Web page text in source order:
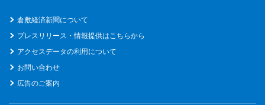
倉敷経済新聞について
プレスリリース・情報提供はこちらから
アクセスデータの利用について
お問い合わせ
広告のご案内